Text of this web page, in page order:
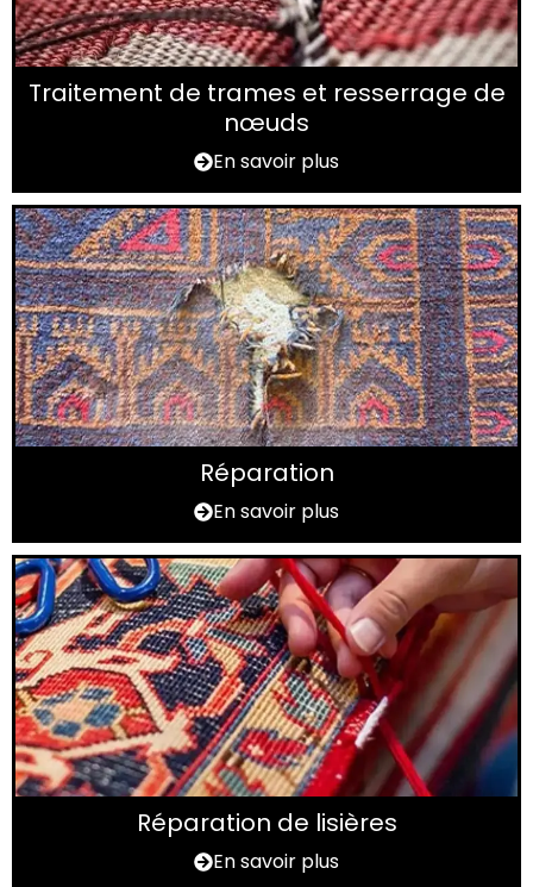
Traitement de trames et resserrage de
nœuds
En savoir plus
Réparation
En savoir plus
Réparation de lisières
En savoir plus